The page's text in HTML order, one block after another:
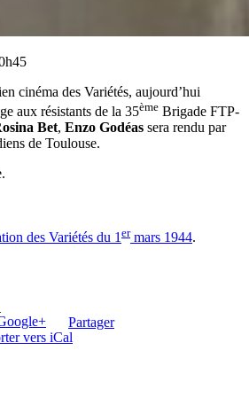
cinéma des Variétés, aujourd’hui
aux résistants de la 35ème Brigade FTP-
Bet, Enzo Godéas sera rendu par
de Toulouse.
des Variétés du 1 ermars 1944.
Partager
vers iCal